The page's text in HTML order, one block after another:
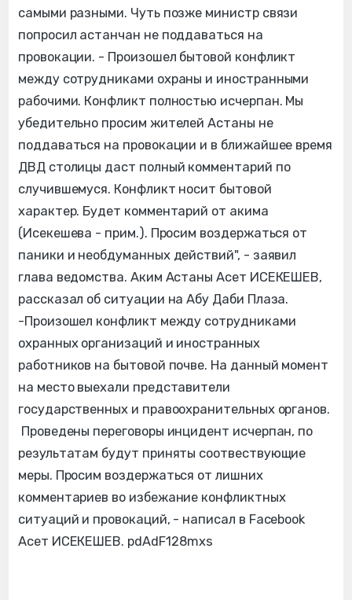
самыми разными. Чуть позже министр связи
попросил астанчан не поддаваться на
провокации. - Произошел бытовой конфликт
между сотрудниками охраны и иностранными
рабочими. Конфликт полностью исчерпан. Мы
убедительно просим жителей Астаны не
поддаваться на провокации и в ближайшее время
ДВД столицы даст полный комментарий по
случившемуся. Конфликт носит бытовой
характер. Будет комментарий от акима
(Исекешева - прим.). Просим воздержаться от
паники и необдуманных действий", - заявил
глава ведомства. Аким Астаны Асет ИСЕКЕШЕВ,
рассказал об ситуации на Абу Даби Плаза.
-Произошел конфликт между сотрудниками
охранных организаций и иностранных
работников на бытовой почве. На данный момент
на место выехали представители
государственных и правоохранительных органов.
Проведены переговоры инцидент исчерпан, по
результатам будут приняты соотвествующие
меры. Просим воздержаться от лишних
комментариев во избежание конфликтных
ситуаций и провокаций, - написал в Facebook
Асет ИСЕКЕШЕВ. pdAdF128mxs